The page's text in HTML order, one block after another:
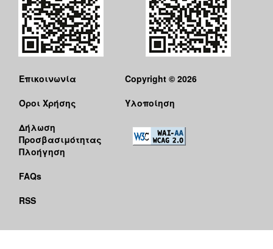
Επικοινωνία
Όροι Χρήσης
Δήλωση
Προσβασιμότητας
Πλοήγηση
FAQs
RSS
Copyright © 2026
Υλοποίηση